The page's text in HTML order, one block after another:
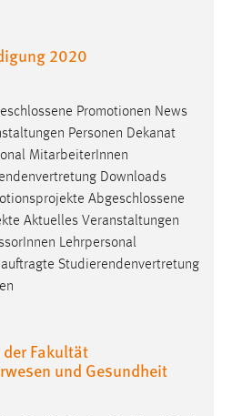
2020
Promotionen News
Personen Dekanat
MitarbeiterInnen
Downloads
Abgeschlossene
Aktuelles Veranstaltungen
Innen Lehrpersonal
Studierendenvertretung
der Fakultät
und Gesundheit
chat-frame-style-
Sitzungslaufzeit, mibew_locale = 3
1 Jahr
um sich an der Website